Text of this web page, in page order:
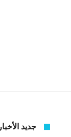
جديد الأخبار